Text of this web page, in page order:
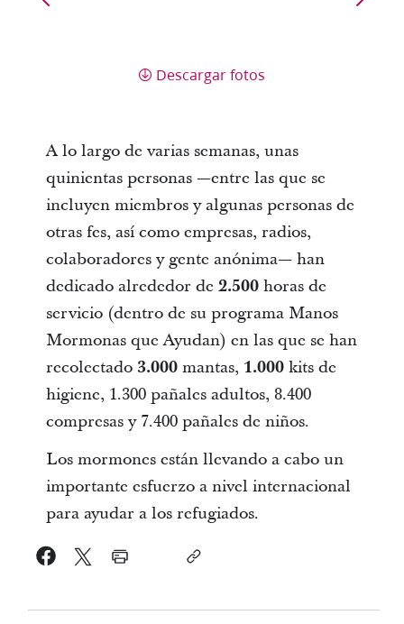
Descargar fotos
A lo largo de varias semanas, unas
quinientas personas —entre las que se
incluyen miembros y algunas personas de
otras fes, así como empresas, radios,
colaboradores y gente anónima— han
dedicado alrededor de 2.500horas de
servicio (dentro de su programa Manos
Mormonas que Ayudan) en las que se han
recolectado 3.000mantas, 1.000kits de
higiene, 1.300 pañales adultos, 8.400
compresas y 7.400 pañales de niños.
Los mormones están llevando a cabo un
importante esfuerzo a nivel internacional
para ayudar a los refugiados.